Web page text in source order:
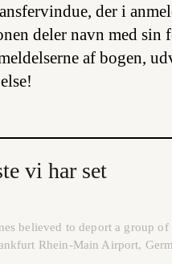
, der i
deler navn med
af bogen,
vi har set
believed to deport a group
Rhein-Main Airport,